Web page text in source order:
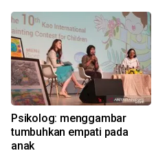
Psikolog: menggambar
tumbuhkan empati pada
anak